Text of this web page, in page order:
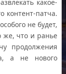
какое-
контент-патча.
не будет,
же, что и ранье
продолжения
а не нового